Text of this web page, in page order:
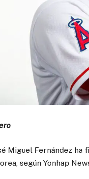
Miguel Fernández ha
según Yonhap